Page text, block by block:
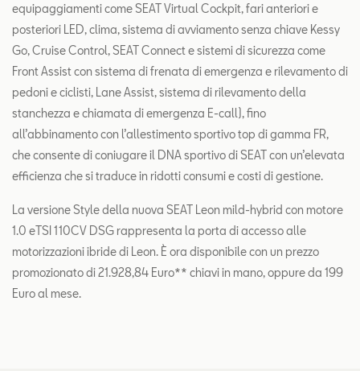
equipaggiamenti come SEAT Virtual Cockpit, fari anteriori e
posteriori LED, clima, sistema di avviamento senza chiave Kessy
Go, Cruise Control, SEAT Connect e sistemi di sicurezza come
Front Assist con sistema di frenata di emergenza e rilevamento di
pedoni e ciclisti, Lane Assist, sistema di rilevamento della
stanchezza e chiamata di emergenza E-call), fino
all’abbinamento con l’allestimento sportivo top di gamma FR,
che consente di coniugare il DNA sportivo di SEAT con un’elevata
efficienza che si traduce in ridotti consumi e costi di gestione.
La versione Style della nuova SEAT Leon mild-hybrid con motore
1.0 eTSI 110CV DSG rappresenta la porta di accesso alle
motorizzazioni ibride di Leon. È ora disponibile con un prezzo
promozionato di 21.928,84 Euro** chiavi in mano, oppure da 199
Euro al mese.